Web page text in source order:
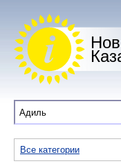
Все категории